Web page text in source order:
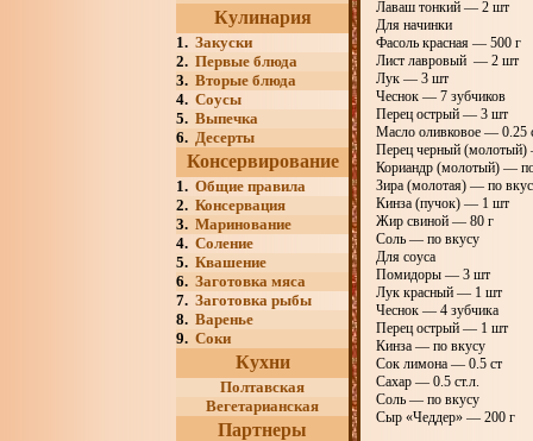
Кулинария
1. Закуски
2. Первые блюда
3. Вторые блюда
4. Соусы
5. Выпечка
6. Десерты
Консервирование
1. Общие правила
2. Консервация
3. Маринование
4. Соление
5. Квашение
6. Заготовка мяса
7. Заготовка рыбы
8. Варенье
9. Соки
Кухни
Полтавская
Вегетарианская
Партнеры
Лаваш тонкий — 2 шт
Для начинки
Фасоль красная — 500 г
Лист лавровый — 2 шт
Лук — 3 шт
Чеснок — 7 зубчиков
Перец острый — 3 шт
Масло оливковое — 0.25
Перец черный (молотый)
Кориандр (молотый) —
Зира (молотая) — по
Кинза (пучок) — 1 шт
Жир свиной — 80 г
Соль — по вкусу
Для соуса
Помидоры — 3 шт
Лук красный — 1 шт
Чеснок — 4 зубчика
Перец острый — 1 шт
Кинза — по вкусу
Сок лимона — 0.5 ст
Сахар — 0.5 ст.л.
Соль — по вкусу
Сыр «Чеддер» — 200 г